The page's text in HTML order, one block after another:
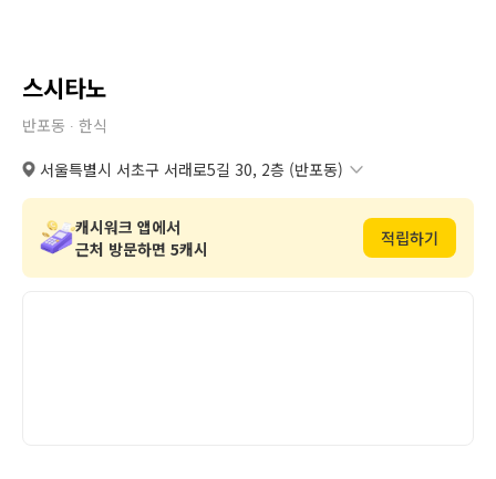
스시타노
반포동 ∙ 한식
서울특별시 서초구 서래로5길 30, 2층 (반포동)
지번 서울특별시 서초구 반포동 107번지 32호 2층 복사
캐시워크 앱에서
근처 방문하면 5캐시
적립하기